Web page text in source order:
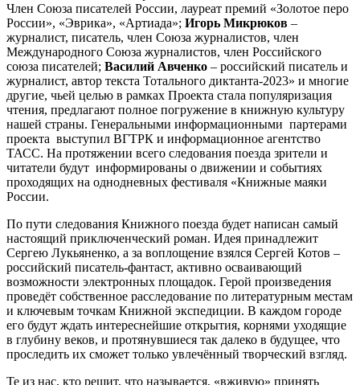
Член Союза писателей России, лауреат премий «Золотое перо
России», «Эврика», «Артиада»; Игорь Микрюков –
журналист, писатель, член Союза журналистов, член
Международного Союза журналистов, член Российского
союза писателей; Василий Авченко – российский писатель и
журналист, автор текста Тотального диктанта-2023» и многие
другие, чьей целью в рамках Проекта стала популяризация
чтения, предлагают полное погружение в книжную культуру
нашей страны. Генеральными информационными партерами
проекта выступил ВГТРК и информационное агентство
ТАСС. На протяжении всего следования поезда зрители и
читатели будут информированы о движении и событиях
проходящих на однодневных фестиваля «Книжные маяки
России.
По пути следования Книжного поезда будет написан самый
настоящий приключенческий роман. Идея принадлежит
Сергею Лукьяненко, а за воплощение взялся Сергей Котов –
российский писатель-фантаст, активно осваивающий
возможности электронных площадок. Герой произведения
проведёт собственное расследование по литературным местам
и ключевым точкам Книжной экспедиции. В каждом городе
его будут ждать интереснейшие открытия, корнями уходящие
в глубину веков, и протянувшиеся так далеко в будущее, что
проследить их сможет только увлечённый творческий взгляд.
Те из нас, кто решит, что называется, «вживую» принять